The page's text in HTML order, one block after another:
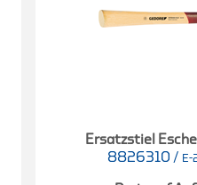
Ersatzstiel
8826310 / E-